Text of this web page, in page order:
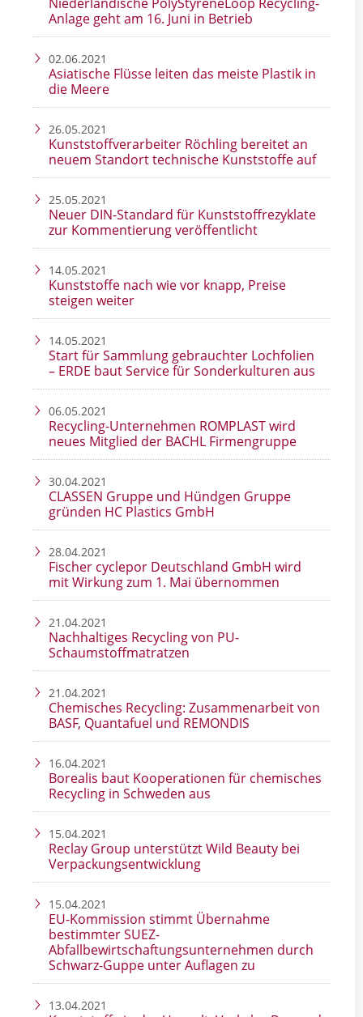
Niederländische PolyStyreneLoop Recycling-
Anlage geht am 16. Juni in Betrieb
02.06.2021
Asiatische Flüsse leiten das meiste Plastik in
die Meere
26.05.2021
Kunststoffverarbeiter Röchling bereitet an
neuem Standort technische Kunststoffe auf
25.05.2021
Neuer DIN-Standard für Kunststoffrezyklate
zur Kommentierung veröffentlicht
14.05.2021
Kunststoffe nach wie vor knapp, Preise
steigen weiter
14.05.2021
Start für Sammlung gebrauchter Lochfolien
– ERDE baut Service für Sonderkulturen aus
06.05.2021
Recycling-Unternehmen ROMPLAST wird
neues Mitglied der BACHL Firmengruppe
30.04.2021
CLASSEN Gruppe und Hündgen Gruppe
gründen HC Plastics GmbH
28.04.2021
Fischer cyclepor Deutschland GmbH wird
mit Wirkung zum 1. Mai übernommen
21.04.2021
Nachhaltiges Recycling von PU-
Schaumstoffmatratzen
21.04.2021
Chemisches Recycling: Zusammenarbeit von
BASF, Quantafuel und REMONDIS
16.04.2021
Borealis baut Kooperationen für chemisches
Recycling in Schweden aus
15.04.2021
Reclay Group unterstützt Wild Beauty bei
Verpackungsentwicklung
15.04.2021
EU-Kommission stimmt Übernahme
bestimmter SUEZ-
Abfallbewirtschaftungsunternehmen durch
Schwarz-Guppe unter Auflagen zu
13.04.2021